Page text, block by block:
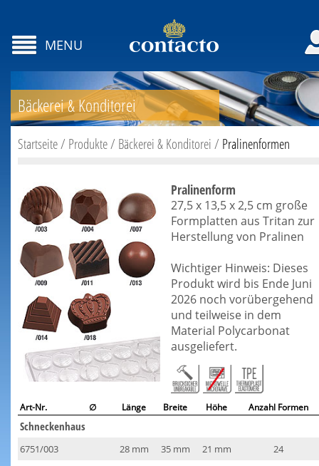
MENU
Bäckerei & Konditorei
Startseite/ Produkte/ Bäckerei & Konditorei/ Pralinenformen
Pralinenform
27,5 x 13,5 x 2,5 cm große
Formplatten aus Tritan zur
Herstellung von Pralinen
Wichtiger Hinweis: Dieses
Produkt wird bis Ende Juni
2026 noch vorübergehend
und teilweise in dem
Material Polycarbonat
ausgeliefert.
Art-Nr. ∅ Länge Breite Höhe Anzahl Formen
Schneckenhaus
6751/003 28 mm 35 mm 21 mm 24